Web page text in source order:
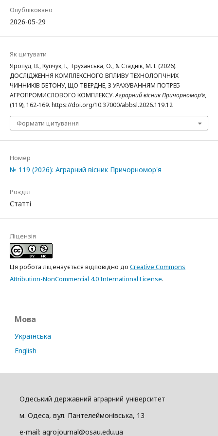
Опубліковано
2026-05-29
Як цитувати
Яропуд, В., Купчук, І., Труханська, О., & Стаднік, М. І. (2026).
ДОСЛІДЖЕННЯ КОМПЛЕКСНОГО ВПЛИВУ ТЕХНОЛОГІЧНИХ
ЧИННИКІВ БЕТОНУ, ЩО ТВЕРДНЕ, З УРАХУВАННЯМ ПОТРЕБ
АГРОПРОМИСЛОВОГО КОМПЛЕКСУ.Аграрний вісник Причорномор’я,
(119), 162-169. https://doi.org/10.37000/abbsl.2026.119.12
Формати цитування
Номер
№ 119 (2026): Аграрний вісник Причорномор'я
Розділ
Статті
Ліцензія
Ця робота ліцензується відповідно до Creative Commons
Attribution-NonCommercial 4.0 International License.
Мова
Українська
English
Одеський державний аграрний університет
м. Одеса, вул. Пантелеймонівська, 13
e-mail: agrojournal@osau.edu.ua